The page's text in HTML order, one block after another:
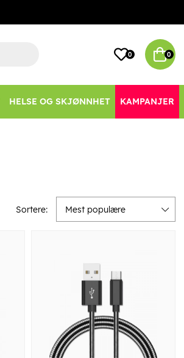
0 0
HELSE OG SKJØNNHET KAMPANJER
Sortere: Mest populære